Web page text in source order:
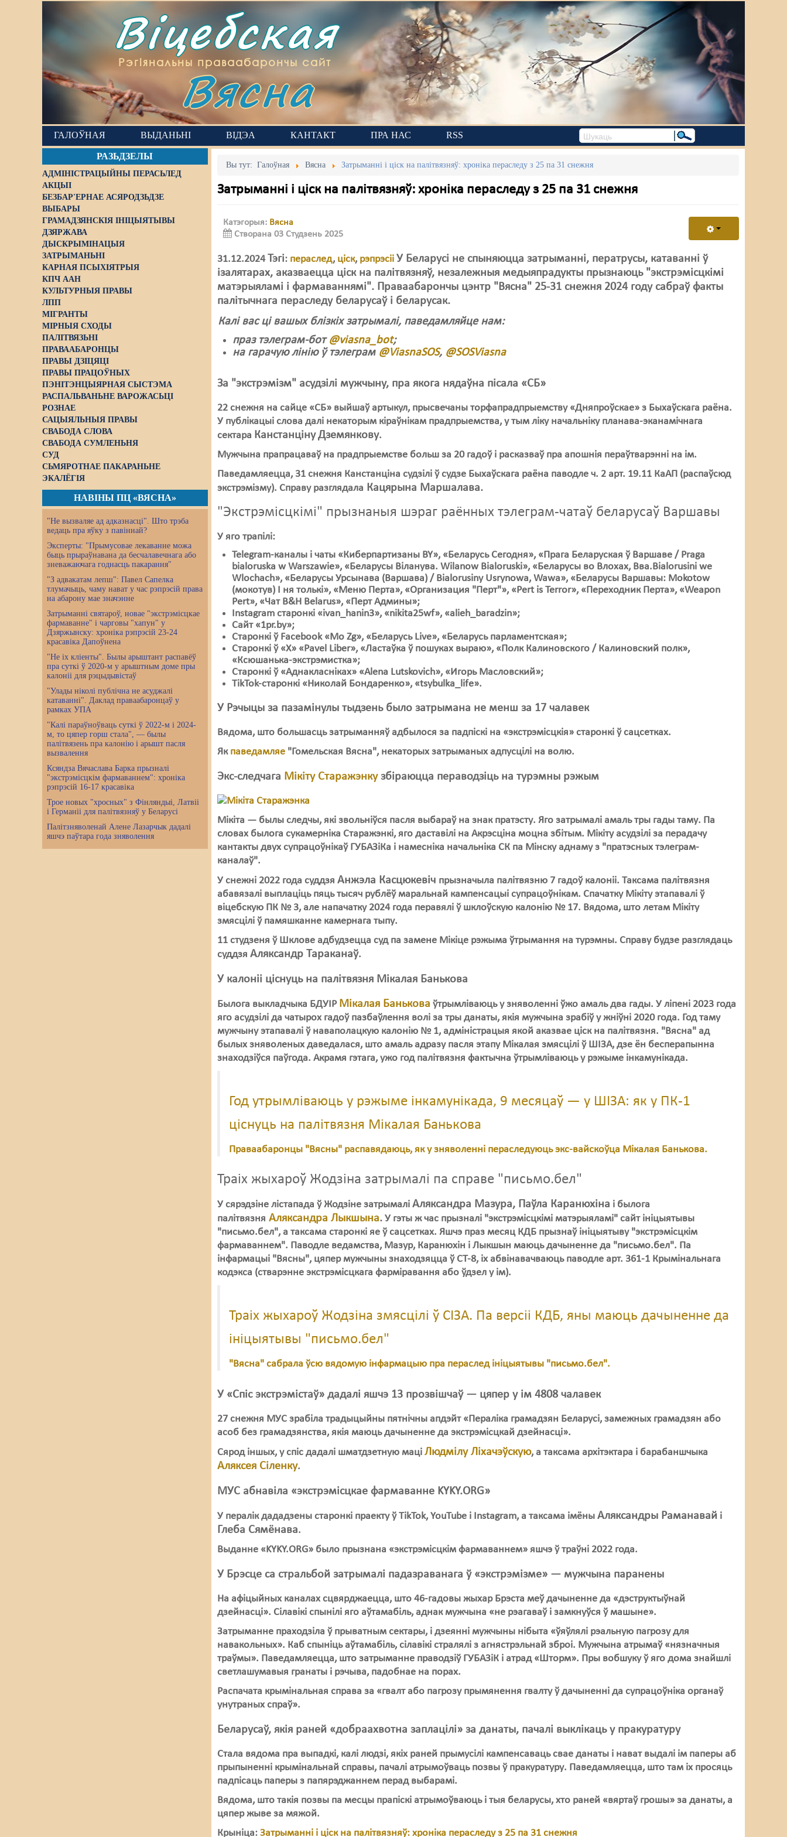
Віцебская
Рэгіянальны праваабарончы сайт
Вясна
ГАЛОЎНАЯ ВЫДАНЬНІ ВІДЭА КАНТАКТ ПРА НАС RSS
РАЗЬДЗЕЛЫ
АДМІНІСТРАЦЫЙНЫ ПЕРАСЬЛЕД
АКЦЫІ
БЕЗБАР'ЕРНАЕ АСЯРОДЗЬДЗЕ
ВЫБАРЫ
ГРАМАДЗЯНСКІЯ ІНІЦЫЯТЫВЫ
ДЗЯРЖАВА
ДЫСКРЫМІНАЦЫЯ
ЗАТРЫМАНЬНІ
КАРНАЯ ПСЫХІЯТРЫЯ
КПЧ ААН
КУЛЬТУРНЫЯ ПРАВЫ
ЛПП
МІГРАНТЫ
МІРНЫЯ СХОДЫ
ПАЛІТВЯЗЬНІ
ПРАВААБАРОНЦЫ
ПРАВЫ ДЗІЦЯЦІ
ПРАВЫ ПРАЦОЎНЫХ
ПЭНІТЭНЦЫЯРНАЯ СЫСТЭМА
РАСПАЛЬВАНЬНЕ ВАРОЖАСЬЦІ
РОЗНАЕ
САЦЫЯЛЬНЫЯ ПРАВЫ
СВАБОДА СЛОВА
СВАБОДА СУМЛЕНЬНЯ
СУД
СЬМЯРОТНАЕ ПАКАРАНЬНЕ
ЭКАЛЁГІЯ
НАВІНЫ ПЦ «ВЯСНА»
"Не вызваляе ад адказнасці". Што трэба
ведаць пра яўку з павіннай?
Эксперты: "Прымусовае лекаванне можа
быць прыраўнавана да бесчалавечнага або
зневажаючага годнасць пакарання"
"З адвакатам лепш": Павел Сапелка
тлумачыць, чаму нават у час рэпрэсій права
на абарону мае значэнне
Затрыманні святароў, новае "экстрэмісцкае
фармаванне" і чарговы "хапун" у
Дзяржынску: хроніка рэпрэсій 23-24
красавіка Дапоўнена
"Не іх кліенты". Былы арыштант распавёў
пра суткі ў 2020-м у арыштным доме пры
калоніі для рэцыдывістаў
"Улады ніколі публічна не асуджалі
катаванні". Даклад праваабаронцаў у
рамках УПА
"Калі параўноўваць суткі ў 2022-м і 2024-
м, то цяпер горш стала", — былы
палітвязень пра калонію і арышт пасля
вызвалення
Ксяндза Вячаслава Барка прызналі
"экстрэмісцкім фармаваннем": хроніка
рэпрэсій 16-17 красавіка
Трое новых "хросных" з Фінляндыі, Латвіі
і Германіі для палітвязняў у Беларусі
Палітзняволенай Алене Лазарчык дадалі
яшчэ паўтара года зняволення
Вы тут:Галоўная Вясна Затрыманні і ціск на палітвязняў: хроніка пераследу з 25 па 31 снежня
Затрыманні і ціск на палітвязняў: хроніка пераследу з 25 па 31 снежня
Катэгорыя: Вясна
Створана 03 Студзень 2025
31.12.2024 Тэгі: пераслед, ціск, рэпрэсіі У Беларусі не спыняюцца затрыманні, ператрусы, катаванні ў
ізалятарах, аказваецца ціск на палітвязняў, незалежныя медыяпрадукты прызнаюць "экстрэмісцкімі
матэрыяламі і фармаваннямі". Праваабарончы цэнтр "Вясна" 25-31 снежня 2024 году сабраў факты
палітычнага пераследу беларусаў і беларусак.
Калі вас ці вашых блізкіх затрымалі, паведамляйце нам:
праз тэлеграм-бот @viasna_bot;
на гарачую лінію ў тэлеграм @ViasnaSOS, @SOSViasnа
За "экстрэмізм" асудзілі мужчыну, пра якога нядаўна пісала «СБ»
22 снежня на сайце «СБ» выйшаў артыкул, прысвечаны торфапрадпрыемству «Дняпроўскае» з Быхаўскага раёна.
У публікацыі слова далі некаторым кіраўнікам прадпрыемства, у тым ліку начальніку планава‑эканамічнага
сектара Канстанціну Дземянкову.
Мужчына прапрацаваў на прадпрыемстве больш за 20 гадоў і расказваў пра апошнія пераўтварэнні на ім.
Паведамляецца, 31 снежня Канстанціна судзілі ў судзе Быхаўскага раёна паводле ч. 2 арт. 19.11 КаАП (распаўсюд
экстрэмізму). Справу разглядала Кацярына Маршалава.
"Экстрэмісцкімі" прызнаныя шэраг раённых тэлеграм-чатаў беларусаў Варшавы
У яго трапілі:
Telegram-каналы і чаты «Киберпартизаны BY», «Беларусь Сегодня», «Прага Беларуская ў Варшаве / Praga
bialoruska w Warszawie», «Беларусы Віланува. Wilanow Bialoruski», «Беларусы во Влохах, Вва.Bialorusini we
Wlochach», «Беларусы Урсынава (Варшава) / Bialorusiny Usrynowa, Wawa», «Беларусы Варшавы: Mokotow
(мокотув) I ня толькі», «Меню Перта», «Организация "Перт"», «Pert is Terror», «Переходник Перта», «Weapon
Pert», «Чат B&H Belarus», «Перт Админы»;
Instagram старонкі «ivan_hanin3», «nikita25wf», «alieh_baradzin»;
Сайт «1pr.bу»;
Старонкі ў Facebook «Mo Zg», «Беларусь Live», «Беларусь парламентская»;
Старонкі ў «Х» «Pavel Liber», «Ластаўка ў пошуках выраю», «Полк Калиновского / Калиновский полк»,
«Ксюшанька-экстрэмистка»;
Старонкі ў «Аднакласніках» «Alena Lutskovich», «Игорь Масловский»;
TikTok-старонкі «Николай Бондаренко», «tsybulka_life».
У Рэчыцы за пазамінулы тыдзень было затрымана не менш за 17 чалавек
Вядома, што большасць затрыманняў адбылося за падпіскі на «экстрэмісцкія» старонкі ў сацсетках.
Як паведамляе "Гомельская Вясна", некаторых затрыманых адпусцілі на волю.
Экс-следчага Мікіту Старажэнкузбіраюцца пераводзіць на турэмны рэжым
Мікіта — былы следчы, які звольніўся пасля выбараў на знак пратэсту. Яго затрымалі амаль тры гады таму. Па
словах былога сукамерніка Старажэнкі, яго даставілі на Акрэсціна моцна збітым. Мікіту асудзілі за перадачу
кантакты двух супрацоўнікаў ГУБАЗіКа і намесніка начальніка СК па Мінску аднаму з "пратэсных тэлеграм-
каналаў".
У снежні 2022 года суддзяАнжэла Касцюкевіч прызначыла палітвязню 7 гадоў калоніі. Таксама палітвязня
абавязалі выплаціць пяць тысяч рублёў маральнай кампенсацыі супрацоўнікам. Спачатку Мікіту этапавалі ў
віцебскую ПК № 3, але напачатку 2024 года перавялі ў шклоўскую калонію № 17. Вядома, што летам Мікіту
змясцілі ў памяшканне камернага тыпу.
11 студзеня ў Шклове адбудзецца суд па замене Мікіце рэжыма ўтрымання на турэмны. Справу будзе разглядаць
суддзяАляксандр Тараканаў.
У калоніі ціснуць на палітвязня Мікалая Банькова
Былога выкладчыка БДУІР Мікалая Банькова ўтрымліваюць у зняволенні ўжо амаль два гады. У ліпені 2023 года
яго асудзілі да чатырох гадоў пазбаўлення волі за тры данаты, якія мужчына зрабіў у жніўні 2020 года. Год таму
мужчыну этапавалі ў наваполацкую калонію № 1, адміністрацыя якой аказвае ціск на палітвязня. "Вясна" ад
былых зняволеных даведалася, што амаль адразу пасля этапу Мікалая змясцілі ў ШІЗА, дзе ён бесперапынна
знаходзіўся паўгода. Акрамя гэтага, ужо год палітвязня фактычна ўтрымліваюць у рэжыме інкамунікада.
Год утрымліваюць у рэжыме інкамунікада, 9 месяцаў — у ШІЗА: як у ПК-1
ціснуць на палітвязня Мікалая Банькова
Праваабаронцы "Вясны" распавядаюць, як у зняволенні пераследуюць экс-вайскоўца Мікалая Банькова.
Траіх жыхароў Жодзіна затрымалі па справе "письмо.бел"
У сярэдзіне лістапада ў Жодзіне затрымаліАляксандра Мазура, Паўла Каранюхіна і былога
палітвязня Аляксандра Лыкшына. У гэты ж час прызналі "экстрэмісцкімі матэрыяламі" сайт ініцыятывы
"письмо.бел", а таксама старонкі яе ў сацсетках. Яшчэ праз месяц КДБ прызнаў ініцыятыву "экстрэмісцкім
фармаваннем". Паводле ведамства, Мазур, Каранюхін і Лыкшын маюць дачыненне да "письмо.бел". Па
інфармацыі "Вясны", цяпер мужчыны знаходзяцца ў СТ-8, іх абвінавачваюць паводле арт. 361-1 Крымінальнага
кодэкса (стварэнне экстрэмісцкага фарміравання або ўдзел у ім).
Траіх жыхароў Жодзіна змясцілі ў СІЗА. Па версіі КДБ, яны маюць дачыненне да
ініцыятывы "письмо.бел"
"Вясна" сабрала ўсю вядомую інфармацыю пра пераслед ініцыятывы "письмо.бел".
У «Спіс экстрэмістаў» дадалі яшчэ 13 прозвішчаў — цяпер у ім 4808 чалавек
27 снежня МУС зрабіла традыцыйны пятнічны апдэйт «Пераліка грамадзян Беларусі, замежных грамадзян або
асоб без грамадзянства, якія маюць дачыненне да экстрэмісцкай дзейнасці».
Сярод іншых, у спіс дадалі шматдзетную маціЛюдмілу Ліхачэўскую, а таксама архітэктара і барабаншчыка
Аляксея Сіленку.
МУС абнавіла «экстрэмісцкае фармаванне KYKY.ОRG»
У пералік дададзены старонкі праекту ў TikTok, YouTube i Instagram, а таксама імёныАляксандры Раманавай і
Глеба Сямёнава.
Выданне «KYKY.ОRG» было прызнана «экстрэмісцкім фармаваннем» яшчэ ў траўні 2022 года.
У Брэсце са стральбой затрымалі падазраванага ў «экстрэмізме» — мужчына паранены
На афіцыйных каналах сцвярджаецца, што 46-гадовы жыхар Брэста меў дачыненне да «дэструктыўнай
дзейнасці». Сілавікі спынілі яго аўтамабіль, аднак мужчына «не рэагаваў і замкнуўся ў машыне».
Затрыманне праходзіла ў прыватным сектары, і дзеянні мужчыны нібыта «ўяўлялі рэальную пагрозу для
навакольных». Каб спыніць аўтамабіль, сілавікі стралялі з агнястрэльнай зброі. Мужчына атрымаў «нязначныя
траўмы». Паведамляецца, што затрыманне праводзіў ГУБАЗіК і атрад «Шторм». Пры вобшуку ў яго дома знайшлі
светлашумавыя гранаты і рэчыва, падобнае на порах.
Распачата крымінальная справа за «гвалт або пагрозу прымянення гвалту ў дачыненні да супрацоўніка органаў
унутраных спраў».
Беларусаў, якія раней «добраахвотна заплацілі» за данаты, пачалі выклікаць у пракуратуру
Стала вядома пра выпадкі, калі людзі, якіх раней прымусілі кампенсаваць свае данаты і нават выдалі ім паперы аб
прыпыненні крымінальнай справы, пачалі атрымоўваць позвы ў пракуратуру. Паведамляецца, што там іх просяць
падпісаць паперы з папярэджаннем перад выбарамі.
Вядома, што такія позвы па месцы прапіскі атрымоўваюць і тыя беларусы, хто раней «вяртаў грошы» за данаты, а
цяпер жыве за мяжой.
Крыніца:Затрыманні і ціск на палітвязняў: хроніка пераследу з 25 па 31 снежня